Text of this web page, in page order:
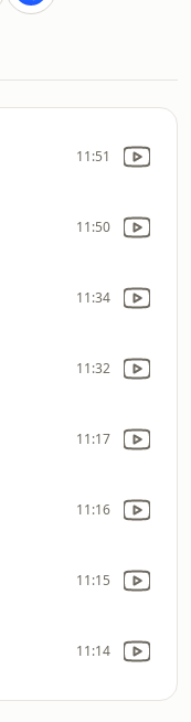
11:51
11:50
11:34
11:32
11:17
11:16
11:15
11:14